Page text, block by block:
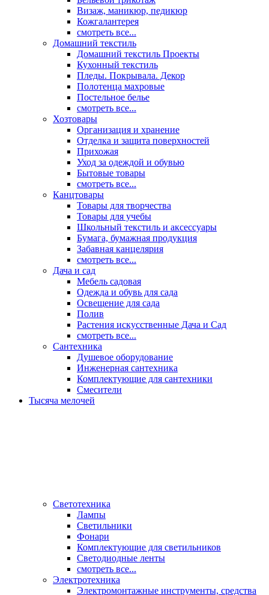
Визаж, маникюр, педикюр
Кожгалантерея
смотреть все...
Домашний текстиль
Домашний текстиль Проекты
Кухонный текстиль
Пледы. Покрывала. Декор
Полотенца махровые
Постельное белье
смотреть все...
Хозтовары
Организация и хранение
Отделка и защита поверхностей
Прихожая
Уход за одеждой и обувью
Бытовые товары
смотреть все...
Канцтовары
Товары для творчества
Товары для учебы
Школьный текстиль и аксессуары
Бумага, бумажная продукция
Забавная канцелярия
смотреть все...
Дача и сад
Мебель садовая
Одежда и обувь для сада
Освещение для сада
Полив
Растения искусственные Дача и Сад
смотреть все...
Сантехника
Душевое оборудование
Инженерная сантехника
Комплектующие для сантехники
Смесители
Тысяча мелочей
Светотехника
Лампы
Светильники
Фонари
Комплектующие для светильников
Светодиодные ленты
смотреть все...
Электротехника
Электромонтажные инструменты, средства